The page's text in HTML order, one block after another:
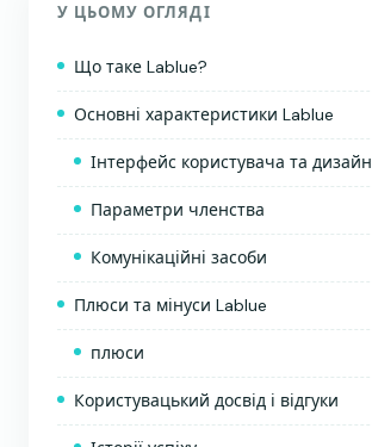
У ЦЬОМУ ОГЛЯДІ
Що таке Lablue?
Основні характеристики Lablue
Інтерфейс користувача та дизайн
Параметри членства
Комунікаційні засоби
Плюси та мінуси Lablue
плюси
Користувацький досвід і відгуки